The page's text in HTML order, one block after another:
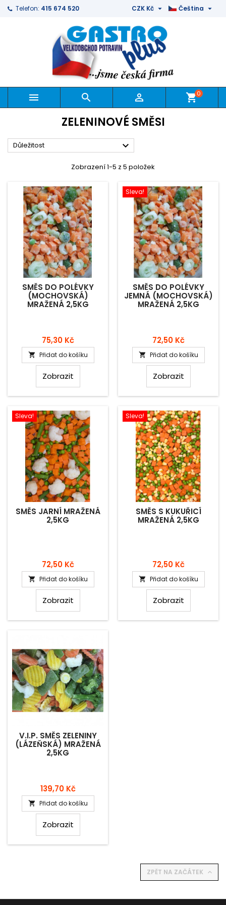
Telefon: 415 674 520 Čeština 
CZK Kč 
   shopping_cart0
ZELENINOVÉ SMĚSI
Důležitost 
Zobrazení 1-5 z 5 položek
SMĚS DO POLÉVKY
(MOCHOVSKÁ)
MRAŽENÁ 2,5KG
Cena
75,30 Kč
 Přidat do košíku
Zobrazit
Sleva!
SMĚS DO POLÉVKY
JEMNÁ (MOCHOVSKÁ)
MRAŽENÁ 2,5KG
Cena
72,50 Kč
 Přidat do košíku
Zobrazit
Sleva!
SMĚS JARNÍ MRAŽENÁ
2,5KG
Cena
72,50 Kč
 Přidat do košíku
Zobrazit
Sleva!
SMĚS S KUKUŘICÍ
MRAŽENÁ 2,5KG
Cena
72,50 Kč
 Přidat do košíku
Zobrazit
V.I.P. SMĚS ZELENINY
(LÁZEŇSKÁ) MRAŽENÁ
2,5KG
Cena
139,70 Kč
 Přidat do košíku
Zobrazit
ZPĚT NA ZAČÁTEK 